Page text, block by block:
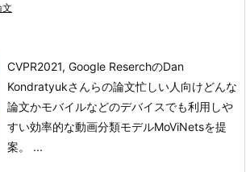
文
CVPR2021, Google ReserchのDan
Kondratyukさんらの論文忙しい人向けどんな
論文かモバイルなどのデバイスでも利用しや
すい効率的な動画分類モデルMoViNetsを提
案。 ...